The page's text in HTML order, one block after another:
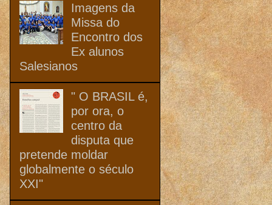
Imagens da
Missa do
Encontro dos
Ex alunos
Salesianos
" O BRASIL é,
por ora, o
centro da
disputa que
pretende moldar
globalmente o século
XXI"